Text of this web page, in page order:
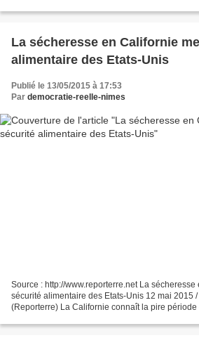
La sécheresse en Californie
alimentaire des Etats-Unis
Publié le 13/05/2015 à 17:53
Par democratie-reelle-nimes
Source : http://www.reporterre.net La
sécurité alimentaire des Etats-Unis 12 mai 2015
(Reporterre) La Californie connaît la pire période